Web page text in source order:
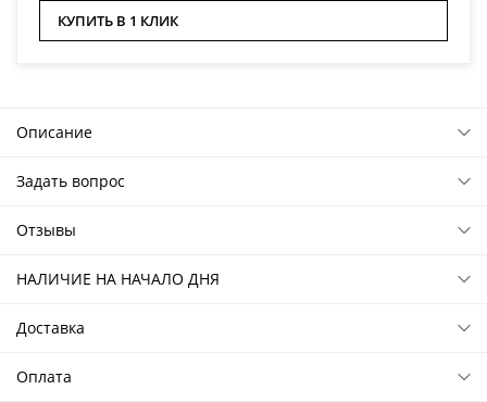
КУПИТЬ В 1 КЛИК
Описание
Задать вопрос
Отзывы
НАЛИЧИЕ НА НАЧАЛО ДНЯ
Доставка
Оплата